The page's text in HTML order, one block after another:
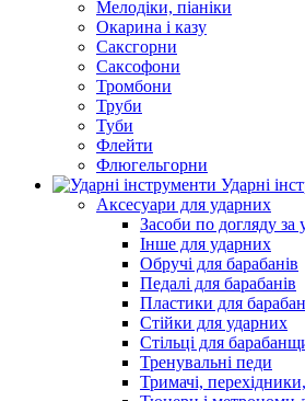
Мелодіки, піаніки
Окарина і казу
Саксгорни
Саксофони
Тромбони
Труби
Туби
Флейти
Флюгельгорни
Ударні
Аксесуари для ударних
Засоби по догляду за
Інше для ударних
Обручі для барабанів
Педалі для барабанів
Пластики для
Стійки для ударних
Стільці для
Тренувальні педи
Тримачі,